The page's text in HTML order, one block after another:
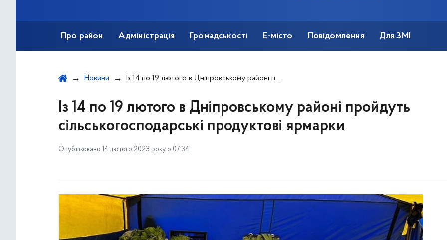
Про район Адміністрація Громадськості Е-місто Повідомлення Для ЗМІ
Новини Із 14 по 19 лютого в Дніпровському районі пройдуть сільськогосподарські продуктові ярмарки
Із 14 по 19 лютого в Дніпровському районі пройдуть
сільськогосподарські продуктові ярмарки
Опубліковано 14 лютого 2023 року о 07:34